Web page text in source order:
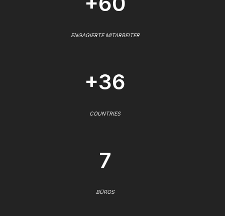
ENGAGIERTE MITARBEITER
+36
COUNTRIES
7
BÜROS